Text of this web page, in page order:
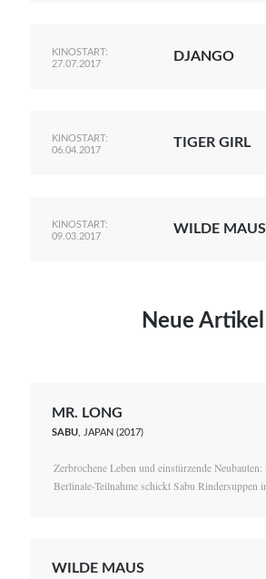
KINOSTART:
27.07.2017
DJANGO
KINOSTART:
06.04.2017
TIGER GIRL
KINOSTART:
09.03.2017
WILDE MAUS
Neue Artikel
MR. LONG
SABU, JAPAN (2017)
Zerbrochene Leben und einstürzende Neubauten:
Berlinale-Teilnahme schickt Sabu Rindersuppen
WILDE MAUS